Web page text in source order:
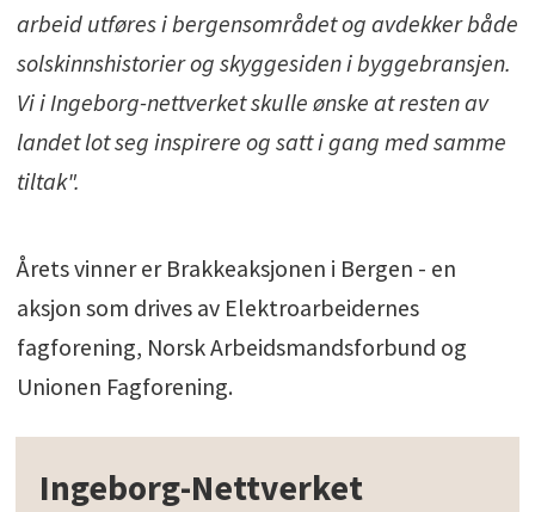
arbeid utføres i bergensområdetog avdekker både
solskinnshistorier og skyggesiden i byggebransjen.
Vi i Ingeborg-nettverket skulle ønske atresten av
landet lotseg inspirere og satt i gang med samme
tiltak".
Årets vinner er Brakkeaksjonen i Bergen - en
aksjon som drives av Elektroarbeidernes
fagforening, NorskArbeidsmandsforbund og
Unionen Fagforening.
Ingeborg-Nettverket